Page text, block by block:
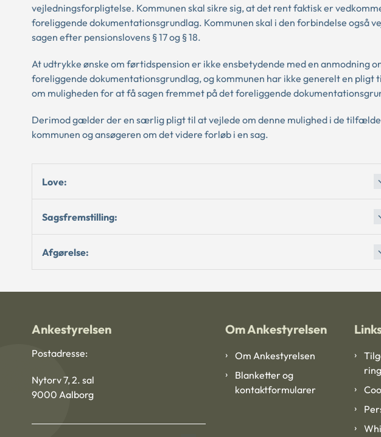
vejledningsforpligtelse. Kommunen skal sikre sig, at det rent faktisk er
foreliggende dokumentationsgrundlag. Kommunen skal i den forbindelse også
sagen efter pensionslovens § 17 og § 18.
At udtrykke ønske om førtidspension er ikke ensbetydende med en anmodning
foreliggende dokumentationsgrundlag, og kommunen har ikke generelt en pligt
om muligheden for at få sagen fremmet på det foreliggende
Derimod gælder der en særlig pligt til at vejlede om denne mulighed i de
kommunen og ansøgeren om det videre forløb i en sag.
Love:
Sagsfremstilling:
Afgørelse:
Ankestyrelsen
Postadresse:
Nytorv 7, 2. sal
9000 Aalborg
Om Ankestyrelsen
Om Ankestyrelsen
Blanketter og
kontaktformularer
ring